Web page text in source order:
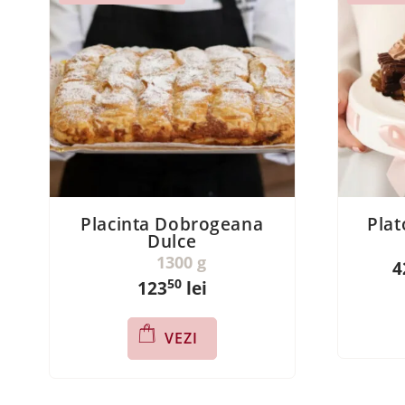
Placinta Dobrogeana
Dulce
1300 g
12350 lei
VEZI